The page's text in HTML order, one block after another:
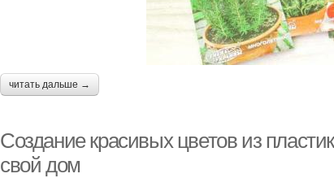
читать дальше →
Создание красивых цветов из
свой дом